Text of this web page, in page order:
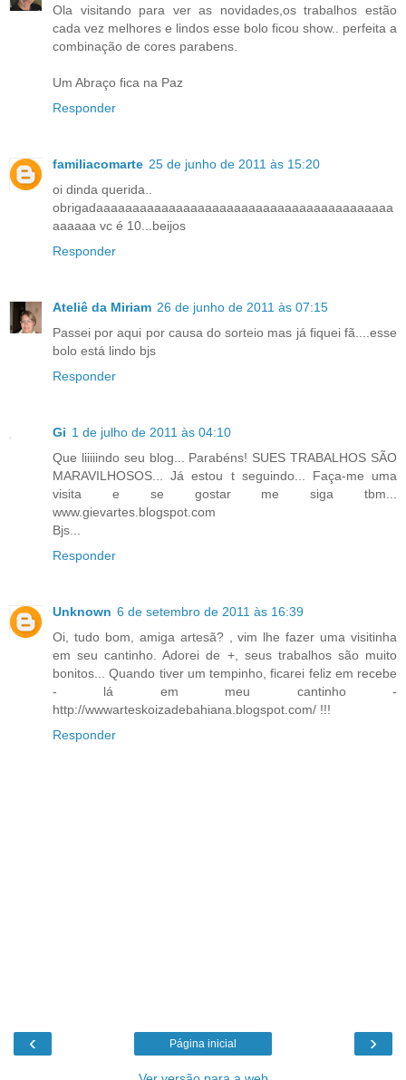
Ola visitando para ver as novidades,os trabalhos estão
cada vez melhores e lindos esse bolo ficou show.. perfeita a
combinação de cores parabens.
Um Abraço fica na Paz
Responder
familiacomarte 25 de junho de 2011 às 15:20
oi dinda querida..
obrigadaaaaaaaaaaaaaaaaaaaaaaaaaaaaaaaaaaaaaaaaa
aaaaaa vc é 10...beijos
Responder
Ateliê da Miriam 26 de junho de 2011 às 07:15
Passei por aqui por causa do sorteio mas já fiquei fã....esse
bolo está lindo bjs
Responder
Gi 1 de julho de 2011 às 04:10
Que liiiiindo seu blog... Parabéns! SUES TRABALHOS SÃO
MARAVILHOSOS... Já estou t seguindo... Faça-me uma
visita e se gostar me siga tbm...
www.gievartes.blogspot.com
Bjs...
Responder
Unknown 6 de setembro de 2011 às 16:39
Oi, tudo bom, amiga artesã? , vim lhe fazer uma visitinha
em seu cantinho. Adorei de +, seus trabalhos são muito
bonitos... Quando tiver um tempinho, ficarei feliz em recebe
- lá em meu cantinho -
http://wwwarteskoizadebahiana.blogspot.com/ !!!
Responder
‹ ›
Página inicial